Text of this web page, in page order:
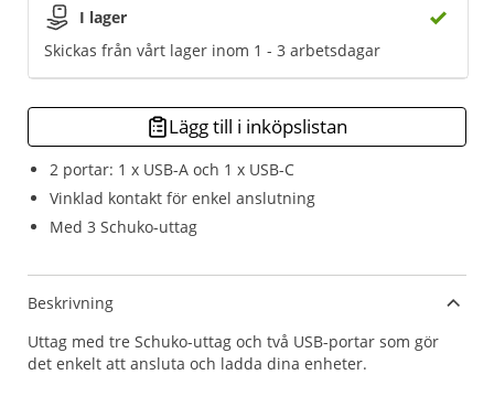
2 portar: 1 x USB-A och 1 x USB-C
Vinklad kontakt för enkel anslutning
Med 3 Schuko-uttag
I lager
Skickas från vårt lager inom 1 - 3 arbetsdagar
Lägg till i inköpslistan
Beskrivning
Uttag med tre Schuko-uttag och två USB-portar som gör
det enkelt att ansluta och ladda dina enheter.